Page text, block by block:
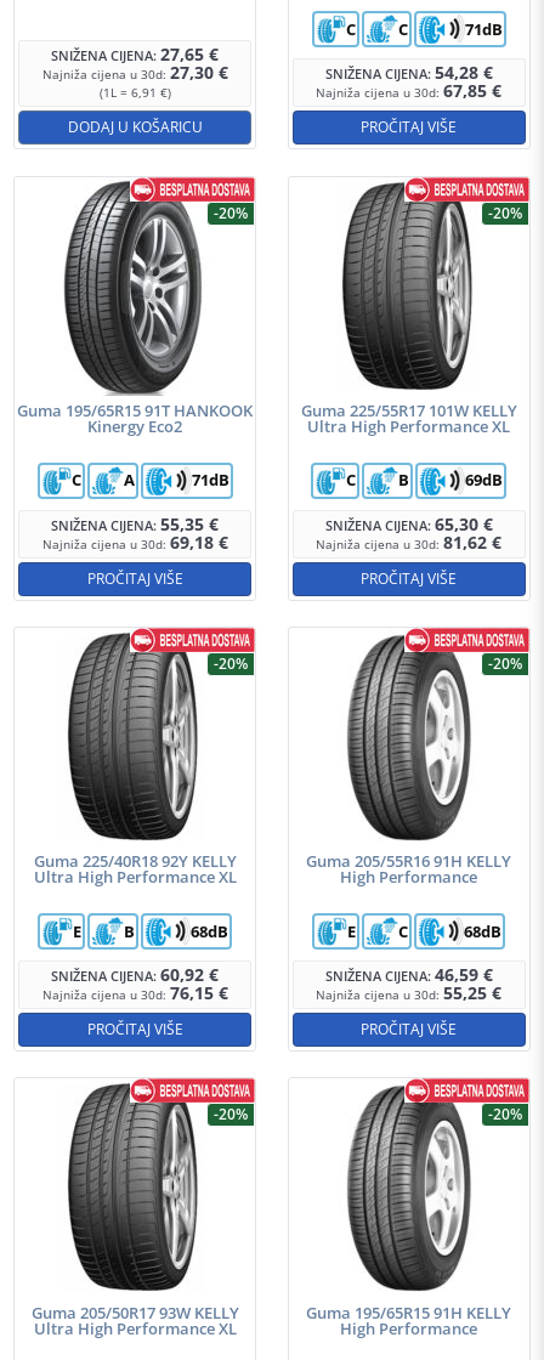
SNIŽENA CIJENA:27,65€
Najniža cijena u 30d: 27,30 €
(1L = 6,91 €)
DODAJ U KOŠARICU
SNIŽENA CIJENA: 54,28 €
Najniža cijena u 30d:67,85€
C C 71dB
PROČITAJ VIŠE
-20%
Guma 195/65R15 91T HANKOOK
Kinergy Eco2
SNIŽENA CIJENA:55,35€
Najniža cijena u 30d: 69,18 €
C A 71dB
PROČITAJ VIŠE
-20%
Guma 225/55R17 101W KELLY
Ultra High Performance XL
SNIŽENA CIJENA: 65,30 €
Najniža cijena u 30d:81,62€
C B 69dB
PROČITAJ VIŠE
-20%
Guma 225/40R18 92Y KELLY
Ultra High Performance XL
SNIŽENA CIJENA:60,92€
Najniža cijena u 30d: 76,15 €
E B 68dB
PROČITAJ VIŠE
-20%
Guma 205/55R16 91H KELLY
High Performance
SNIŽENA CIJENA: 46,59 €
Najniža cijena u 30d:55,25€
E C 68dB
PROČITAJ VIŠE
-20%
Guma 205/50R17 93W KELLY
Ultra High Performance XL
-20%
Guma 195/65R15 91H KELLY
High Performance